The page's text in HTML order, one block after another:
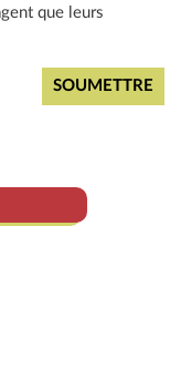
que leurs